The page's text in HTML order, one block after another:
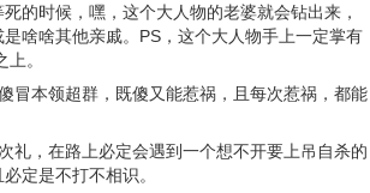
的时候，嘿，这个大人物的老婆就会钻出来，
啥啥其他亲戚。PS，这个大人物手上一定掌有
。
冒本领超群，既傻又能惹祸，且每次惹祸，都能
礼，在路上必定会遇到一个想不开要上吊自杀的
定是不打不相识。